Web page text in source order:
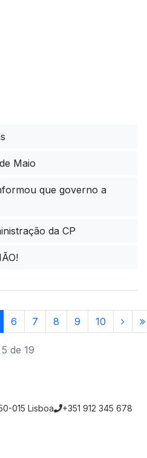
Maio
que governo a
da CP
6 7 8 9 10
de 19
015 Lisboa
+351 912 345 678